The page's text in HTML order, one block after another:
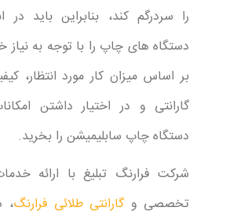
را سردرگم کند، بنابراین باید در
دستگاه های چاپ را با توجه به
بر اساس میزان کار مورد انتظار،
گارانتی و در اختیار داشتن
دستگاه چاپ سابلیمیشن را بخرید.
شرکت فرارنگ تبلیغ با ارائه
تخصصی وگارانتی طلائی فرارنگ،